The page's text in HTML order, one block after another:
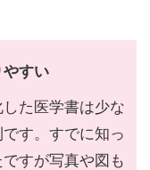
やすい
た医学書は少な
す。すでに知っ
すが写真や図も